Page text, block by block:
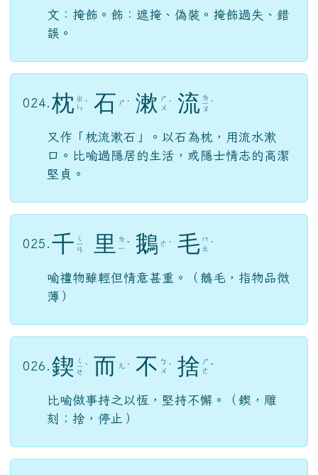
文：掩飾。飾：遮掩、偽裝。掩飾過失、錯
誤。
024. 枕 ㄓ
ㄣ ˋ 石 ㄕ ˊ 漱 ㄕ
ㄨ ˋ 流 ㄌ
ㄧ
ㄡ
ˊ
又作「枕流漱石」。以石為枕，用流水漱
口。比喻過隱居的生活，或隱士情志的高潔
堅貞。
025. 千 ㄑ
ㄧ
ㄢ 里
ㄌ
ㄧ ˇ 鵝 ㄜ ˊ 毛 ㄇ
ㄠ ˊ
喻禮物雖輕但情意甚重。（鵝毛，指物品微
薄）
026. 鍥 ㄑ
ㄧ
ㄝ
ˋ 而 ㄦ ˊ 不 ㄅ
ㄨ ˋ 捨 ㄕ
ㄜ ˇ
比喻做事持之以恆，堅持不懈。（鍥，雕
刻；捨，停止）